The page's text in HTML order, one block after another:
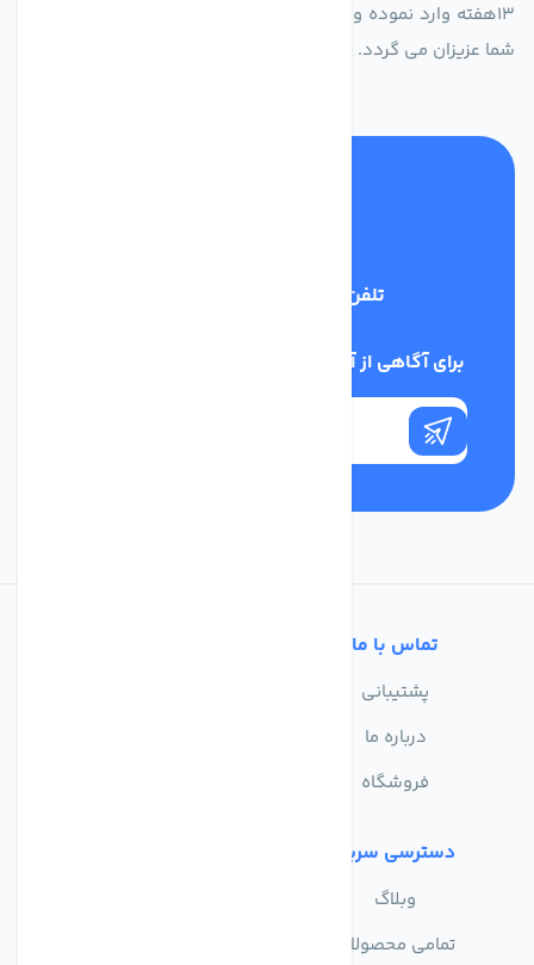
13هفته وارد نموده و این عمر باعث صرفه جویی در هزینه و زمان
شما عزیزان می گردد.
تلفن پشتیبانی
برای آگاهی از آخرین اخبار در خبرنامه ما عضو شوید
تماس با ما
پشتیبانی
درباره ما
فروشگاه
دسترسی سریع
وبلاگ
تمامی محصولات